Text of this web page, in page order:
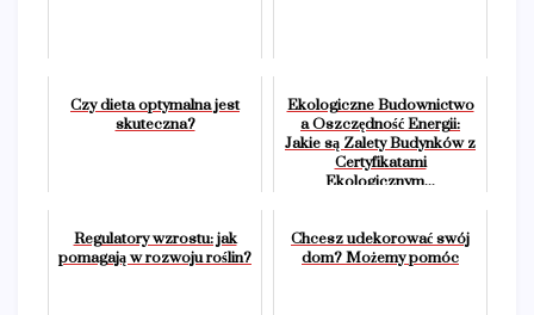
Czy dieta optymalna jest
skuteczna?
Ekologiczne Budownictwo
a Oszczędność Energii:
Jakie są Zalety Budynków z
Certyfikatami
Ekologicznym...
Regulatory wzrostu: jak
pomagają w rozwoju roślin?
Chcesz udekorować swój
dom? Możemy pomóc